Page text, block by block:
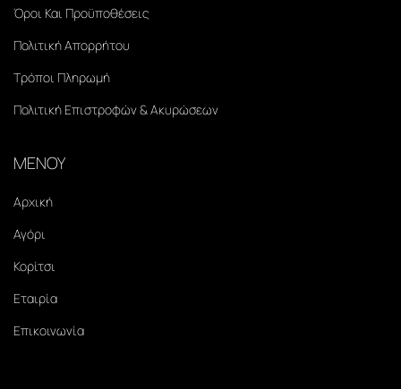
Όροι Και Προϋποθέσεις
Πολιτική Απορρήτου
Τρόποι Πληρωμή
Πολιτική Επιστροφών & Ακυρώσεων
ΜΕΝΟΥ
Αρχική
Αγόρι
Κορίτσι
Εταιρία
Επικοινωνία